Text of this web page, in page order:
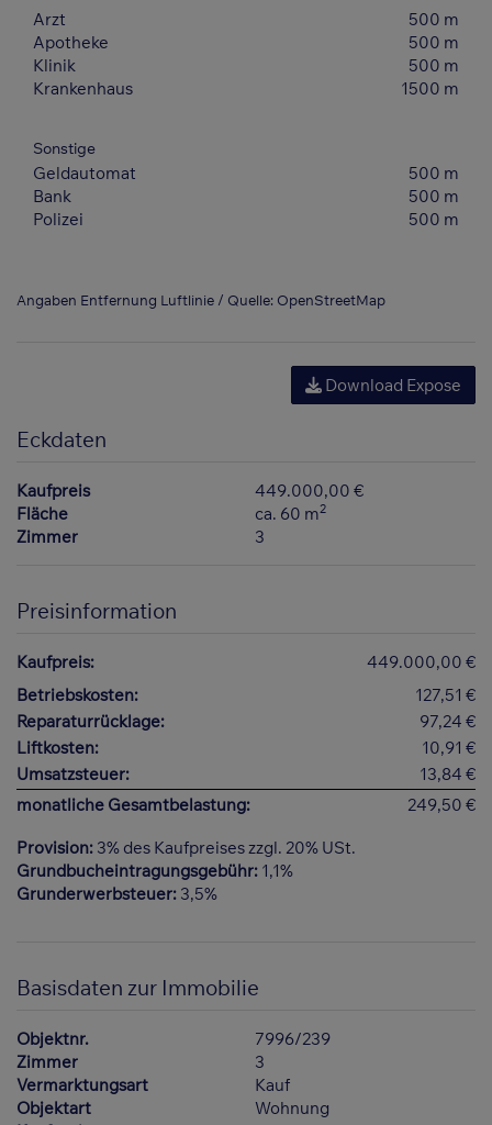
Arzt
500 m
Apotheke
500 m
Klinik
500 m
Krankenhaus
1500 m
Sonstige
Geldautomat
500 m
Bank
500 m
Polizei
500 m
Angaben Entfernung Luftlinie / Quelle: OpenStreetMap
Download Expose
Eckdaten
Kaufpreis
449.000,00 €
Fläche
ca. 60 m2
Zimmer 3
Preisinformation
Kaufpreis:
449.000,00 €
Betriebskosten:
127,51 €
Reparaturrücklage:
97,24 €
Liftkosten:
10,91 €
Umsatzsteuer:
13,84 €
monatliche Gesamtbelastung:
249,50 €
Provision: 3% des Kaufpreises zzgl. 20% USt.
Grundbucheintragungsgebühr: 1,1%
Grunderwerbsteuer: 3,5%
Basisdaten zur Immobilie
Objektnr.
7996/239
Zimmer
3
Vermarktungsart
Kauf
Objektart
Wohnung